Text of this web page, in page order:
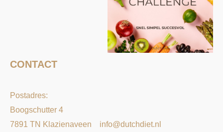
CONTACT
Postadres:
Boogschutter 4
7891 TN Klazienaveen info@dutchdiet.nl